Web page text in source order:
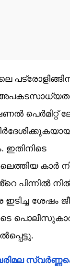
പെർമിറ്റ്
കാർ
പിന്നിൽ
ശേഷം
പൊലീസുകാർ